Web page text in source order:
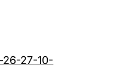
27-10-